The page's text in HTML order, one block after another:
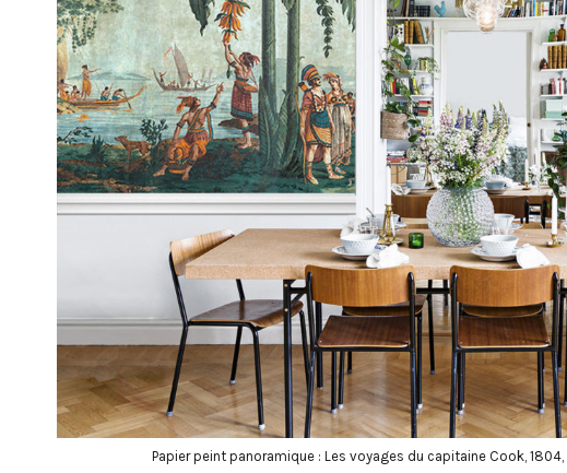
Papier peint panoramique : Les voyages du capitaine Cook, 1804,